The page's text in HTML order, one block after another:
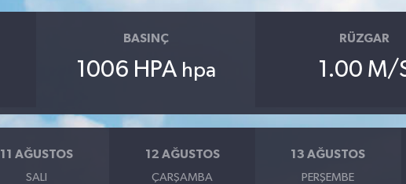
BASINÇ
1006 HPA hpa
RÜZGAR
1.00 M/
11 AĞUSTOS
SALI
12 AĞUSTOS
ÇARŞAMBA
13 AĞUSTOS
PERŞEMBE